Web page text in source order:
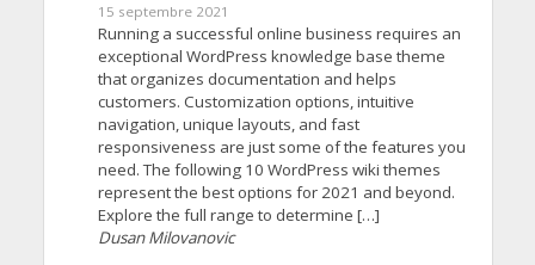
15 septembre 2021
Running a successful online business requires an
exceptional WordPress knowledge base theme
that organizes documentation and helps
customers. Customization options, intuitive
navigation, unique layouts, and fast
responsiveness are just some of the features you
need. The following 10 WordPress wiki themes
represent the best options for 2021 and beyond.
Explore the full range to determine […]
Dusan Milovanovic